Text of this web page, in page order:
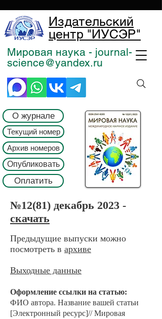
Издательский
центр "ИУСЭР"
Мировая наука - journal-
science@yandex.ru
О журнале
Текущий номер
Архив номеров
Опубликовать
Оплатить
№12(81) декабрь 2023 -
скачать
Предыдущие выпуски можно
посмотреть в архиве
Выходные данные
Оформление ссылки на статью:
ФИО автора. Название вашей статьи
[Электронный ресурс]// Мировая